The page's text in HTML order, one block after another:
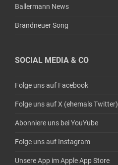
Ballermann News
Brandneuer Song
SOCIAL MEDIA & CO
Folge uns auf Facebook
Folge uns auf X (ehemals Twitter)
Abonniere uns bei YouYube
Folge uns auf Instagram
Unsere App im Apple App Store